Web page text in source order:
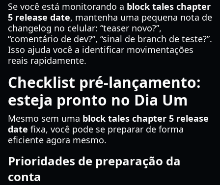
Se você está monitorando a block tales chapter
5 release date, mantenha uma pequena nota de
changelog no celular: “teaser novo?”,
“comentário de dev?”, “sinal de branch de teste?”.
Isso ajuda você a identificar movimentações
reais rapidamente.
Checklist pré-lançamento:
esteja pronto no Dia Um
Mesmo sem uma block tales chapter 5 release
date fixa, você pode se preparar de forma
eficiente agora mesmo.
Prioridades de preparação da
conta